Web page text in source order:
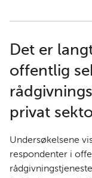
Det er
offentlig
privat
Undersøkelsene
respondenter i